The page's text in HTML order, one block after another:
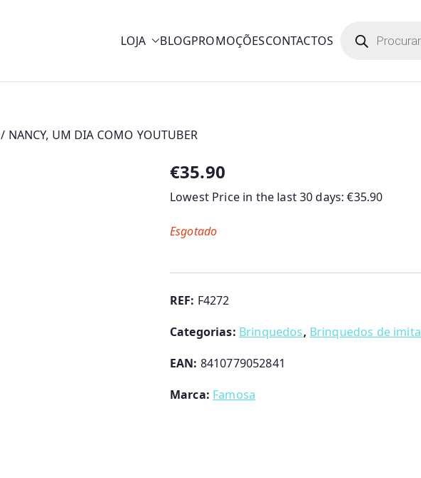
LOJA BLOGPROMOÇÕESCONTACTOS search
/ NANCY, UM DIA COMO YOUTUBER
€35.90
Lowest Price in the last 30 days:€35.90
Esgotado
REF: F4272
Categorias: Brinquedos, Brinquedos de
EAN: 8410779052841
Marca: Famosa